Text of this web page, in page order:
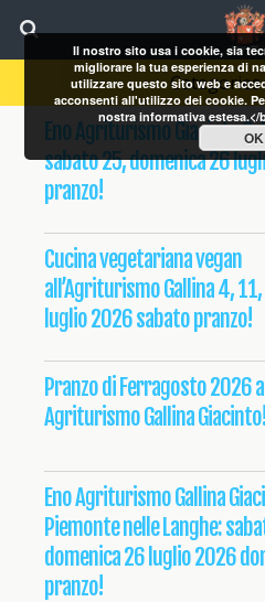
Categories
Eno Agriturismo Giacinto
sabato 25, domenica 26
pranzo!
Cucina vegetariana vegan
all’Agriturismo Gallina 4,
luglio 2026 sabato pranzo!
Pranzo di Ferragosto 2026
Agriturismo Gallina Giacinto!
Eno Agriturismo Gallina
Piemonte nelle Langhe:
domenica 26 luglio 2026
pranzo!
Il nostro sito usa i cookie, sia
migliorare la tua esperienza di
utilizzare questo sito web e
acconsenti all'utilizzo dei cookie.
nostra informativa estesa.</
OK